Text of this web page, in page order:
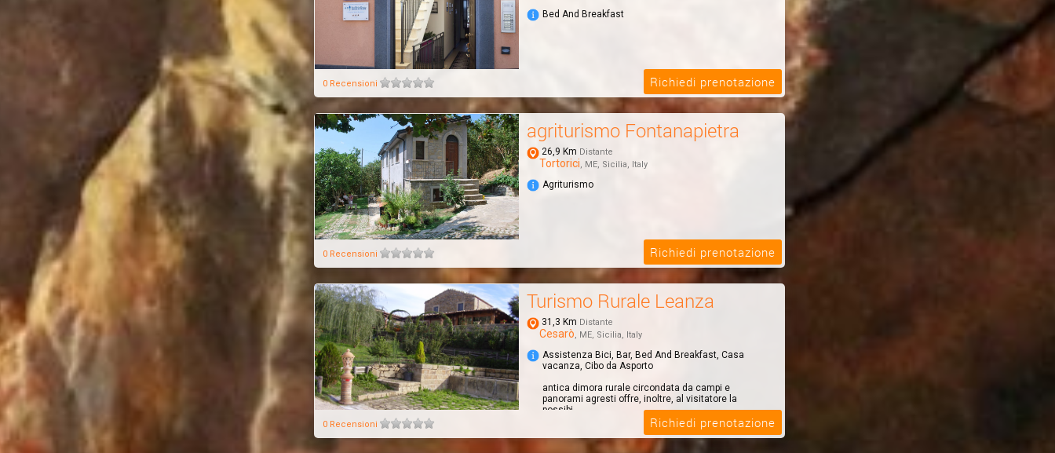
Bed And Breakfast
0 Recensioni Richiedi prenotazione
agriturismo Fontanapietra
26,9 Km Distante
Tortorici, ME, Sicilia, Italy
Agriturismo
0 Recensioni Richiedi prenotazione
Turismo Rurale Leanza
31,3 Km Distante
Cesarò, ME, Sicilia, Italy
Assistenza Bici, Bar, Bed And Breakfast, Casa
vacanza, Cibo da Asporto
antica dimora rurale circondata da campi e
panorami agresti offre, inoltre, al visitatore la
possibi...
0 Recensioni Richiedi prenotazione